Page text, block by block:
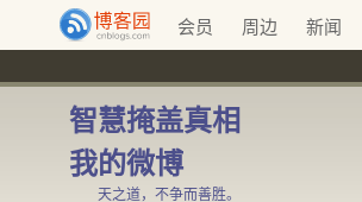
会员 周边 新闻
智慧掩盖真相
我的微博
天之道，不争而善胜。